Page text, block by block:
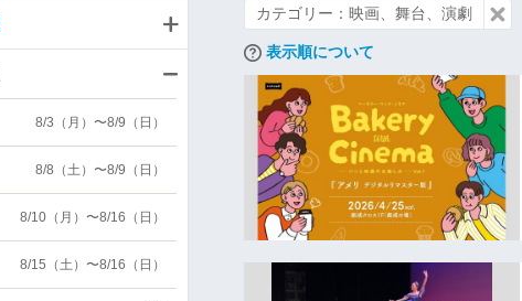
カテゴリー：映画、舞台、演劇
表示順について
8/3（月）〜8/9（日）
8/8（土）〜8/9（日）
8/10（月）〜8/16（日）
8/15（土）〜8/16（日）